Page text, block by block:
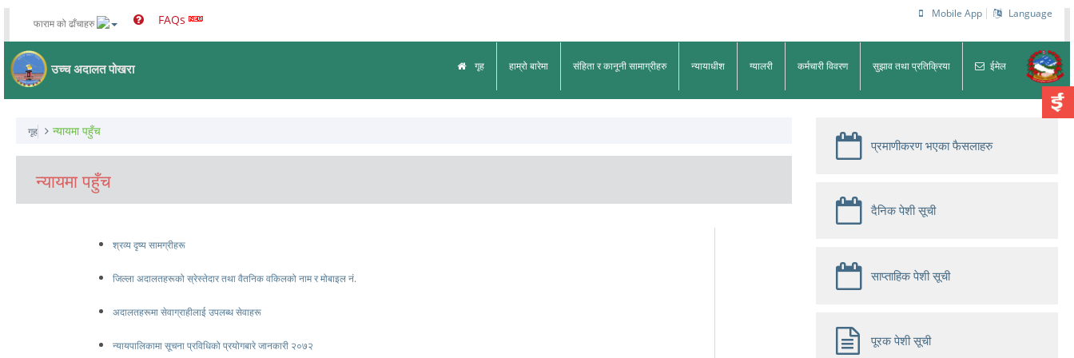
फाराम को ढाँचाहरु FAQs Mobile App Language
उच्च अदालत पोखरा गृह हाम्रो बारेमा संहिता र कानूनी सामाग्रीहरु न्यायाधीश ग्यालरी कर्मचारी विवरण सुझाव तथा प्रतिक्रिया ईमेल
गृह न्यायमा पहुँच
न्यायमा पहुँच
श्रव्य दृष्य सामग्रीहरू
जिल्ला अदालतहरूको स्रेस्तेदार तथा वैतनिक वकिलको नाम र मोबाइल नं.
अदालतहरूमा सेवाग्राहीलाई उपलब्ध सेवाहरू
न्यायपालिकामा सूचना प्रविधिको प्रयोगबारे जानकारी २०७२
प्रमाणीकरण भएका फैसलाहरु
दैनिक पेशी सूची
साप्ताहिक पेशी सूची
पूरक पेशी सूची